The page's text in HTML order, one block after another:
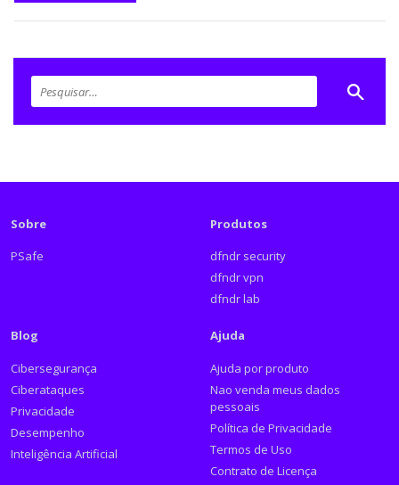
Sobre
PSafe
Produtos
dfndr security
dfndr vpn
dfndr lab
Blog
Cibersegurança
Ciberataques
Privacidade
Desempenho
Inteligência Artificial
Ajuda
Ajuda por produto
Nao venda meus dados
pessoais
Política de Privacidade
Termos de Uso
Contrato de Licença